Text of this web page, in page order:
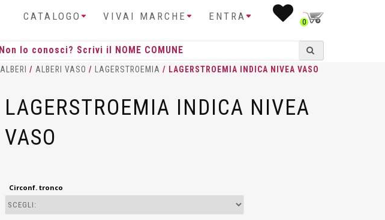
CATALOGO VIVAI MARCHE ENTRA 0
ALBERI / ALBERI VASO / LAGERSTROEMIA / LAGERSTROEMIA INDICA NIVEA VASO
LAGERSTROEMIA INDICA NIVEA
VASO
Circonf. tronco